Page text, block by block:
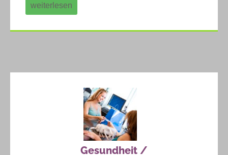
weiterlesen
Gesundheit /